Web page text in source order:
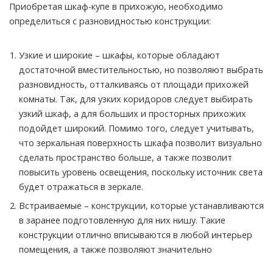
Приобретая шкаф-купе в прихожую, необходимо
определиться с разновидностью конструкции:
Узкие и широкие – шкафы, которые обладают
достаточной вместительностью, но позволяют выбрать
разновидность, отталкиваясь от площади прихожей
комнаты. Так, для узких коридоров следует выбирать
узкий шкаф, а для больших и просторных прихожих
подойдет широкий. Помимо того, следует учитывать,
что зеркальная поверхность шкафа позволит визуально
сделать пространство больше, а также позволит
повысить уровень освещения, поскольку источник света
будет отражаться в зеркале.
Встраиваемые – конструкции, которые устанавливаются
в заранее подготовленную для них нишу. Такие
конструкции отлично вписываются в любой интерьер
помещения, а также позволяют значительно